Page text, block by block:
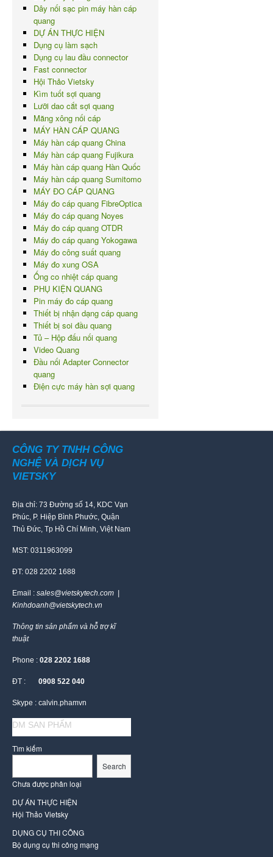
Dây nối sạc pin máy hàn cáp
quang
DỰ ÁN THỰC HIỆN
Dụng cụ làm sạch
Dụng cụ lau đầu connector
Fast connector
Hội Thảo Vietsky
Kìm tuốt sợi quang
Lưỡi dao cắt sợi quang
Măng xông nối cáp
MÁY HÀN CÁP QUANG
Máy hàn cáp quang China
Máy hàn cáp quang Fujikura
Máy hàn cáp quang Hàn Quốc
Máy hàn cáp quang Sumitomo
MÁY ĐO CÁP QUANG
Máy đo cáp quang FibreOptica
Máy đo cáp quang Noyes
Máy đo cáp quang OTDR
Máy đo cáp quang Yokogawa
Máy đo công suất quang
Máy đo xung OSA
Ống co nhiệt cáp quang
PHỤ KIỆN QUANG
Pin máy đo cáp quang
Thiết bị nhận dạng cáp quang
Thiết bị soi đầu quang
Tủ – Hộp đấu nối quang
Video Quang
Đầu nối Adapter Connector
quang
Điện cực máy hàn sợi quang
CÔNG TY TNHH CÔNG
NGHỆ VÀ DỊCH VỤ
VIETSKY
Địa chỉ: 73 Đường số 14, KDC Vạn
Phúc, P. Hiệp Bình Phước, Quận
Thủ Đức, Tp Hồ Chí Minh, Việt Nam
MST: 0311963099
ĐT: 028 2202 1688
Email : sales@vietskytech.com |
Kinhdoanh@vietskytech.vn
Thông tin sản phẩm và hỗ trợ kĩ
thuật
Phone : 028 2202 1688
ĐT : 0908 522 040
Skype : calvin.phamvn
DM SAN PHẨM
Tìm kiếm
Search
Chưa được phân loại
DỰ ÁN THỰC HIỆN
Hội Thảo Vietsky
DỤNG CỤ THI CÔNG
Bộ dụng cụ thi công mạng